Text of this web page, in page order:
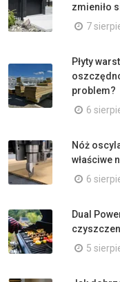
zmieniło
7
Płyty
problem?
6
Nóż
właściwe
6
Dual
5